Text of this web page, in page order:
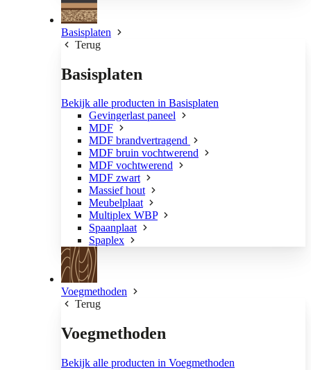
Basisplaten
Terug
Basisplaten
Bekijk alle producten in Basisplaten
Gevingerlast paneel
MDF
MDF brandvertragend
MDF bruin vochtwerend
MDF vochtwerend
MDF zwart
Massief hout
Meubelplaat
Multiplex WBP
Spaanplaat
Spaplex
Voegmethoden
Terug
Voegmethoden
Bekijk alle producten in Voegmethoden